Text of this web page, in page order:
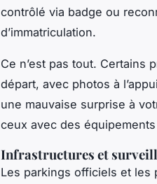
contrôlé via badge ou
d’immatriculation.
Ce n’est pas tout. Certains
départ, avec photos à
une mauvaise surprise à
ceux avec des
Infrastructures et
Les parkings officiels et les